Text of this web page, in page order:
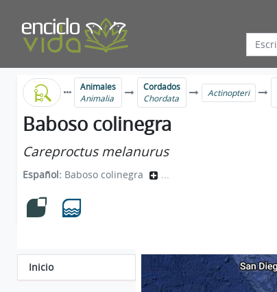
Animales
Animalia
Cordados
Chordata
Actinopteri
Baboso colinegra
Careproctus melanurus
Español: Baboso colinegra ...
Inicio